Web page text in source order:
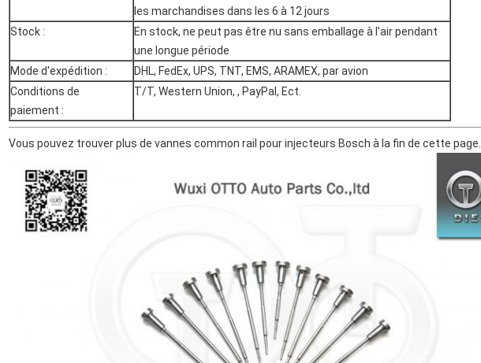
les marchandises dans les 6 à 12 jours
Stock :
En stock, ne peut pas être nu sans emballage à l'air pendant
une longue période
Mode d'expédition :
DHL, FedEx, UPS, TNT, EMS, ARAMEX, par avion
Conditions de
paiement :
T/T, Western Union, , PayPal, Ect.
Vous pouvez trouver plus de vannes common rail pour injecteurs Bosch à la fin de cette page.